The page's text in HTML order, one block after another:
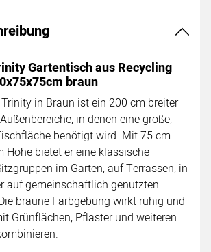
Gartentisch aus Recycling
braun
in Braun ist ein 200 cm breiter
in denen eine große,
benötigt wird. Mit 75 cm
Höhe bietet er eine klassische
im Garten, auf Terrassen, in
auf gemeinschaftlich genutzten
braune Farbgebung wirkt ruhig und
Grünflächen, Pflaster und weiteren